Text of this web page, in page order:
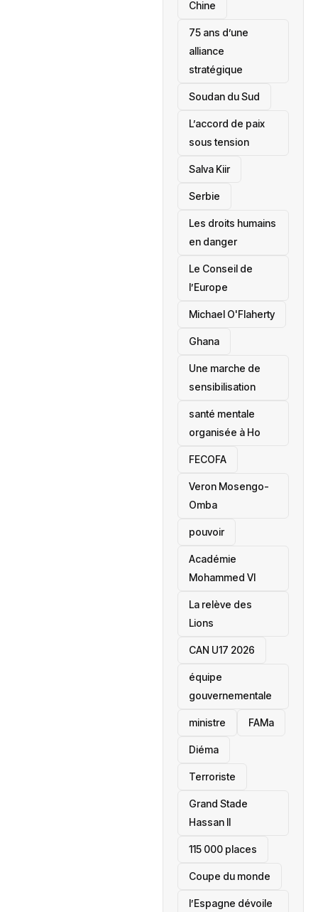
Chine
75 ans d’une
alliance
stratégique
‎Soudan du Sud
L’accord de paix
sous tension
Salva Kiir
‎Serbie
Les droits humains
en danger
‎Le Conseil de
l’Europe
Michael O'Flaherty
‎Ghana
Une marche de
sensibilisation
santé mentale
organisée à Ho
‎FECOFA
Veron Mosengo-
Omba
pouvoir
Académie
Mohammed VI
La relève des
Lions
CAN U17 2026
équipe
gouvernementale
ministre FAMa
Diéma
Terroriste
Grand Stade
Hassan II
115 000 places
‎Coupe du monde
l’Espagne dévoile